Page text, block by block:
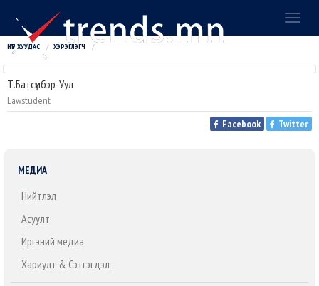
НҮҮР ХУУДАС ХЭРЭГЛЭГЧ
Т.Батсүмбэр-Уул
Lawstudent
Facebook
Twitter
МЕДИА
Нийтлэл
Асуулт
Иргэний медиа
Хариулт & Сэтгэгдэл